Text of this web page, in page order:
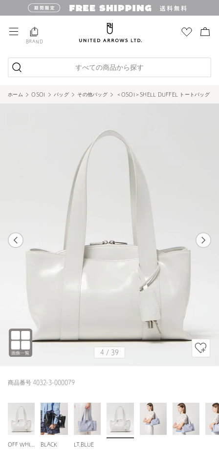
BRAND
すべての商品から探す
ホーム OSOI バッグ その他バッグ ＜OSOI＞SHELL DUFFEL トートバッグ
4 / 39
商品番号 4032-3-000079
BLACK LT.BLUE